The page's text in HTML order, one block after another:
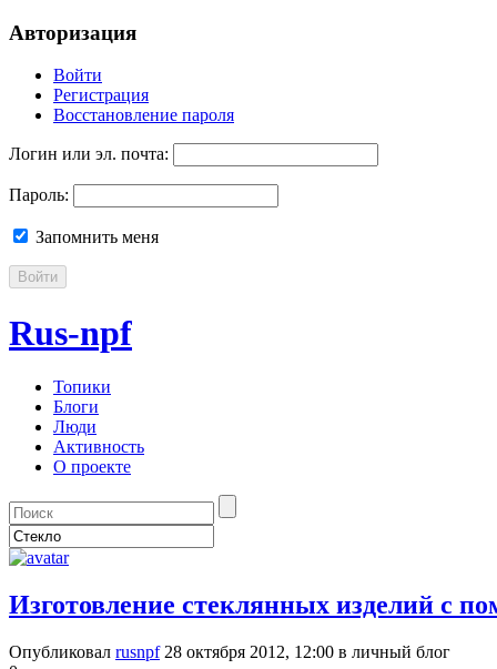
Авторизация
Войти
Регистрация
Восстановление пароля
Логин или эл. почта:
Пароль:
Запомнить меня
Войти
Rus-npf
Топики
Блоги
Люди
Активность
О проекте
Изготовление стеклянных изделий с
Опубликовал rusnpf 28 октября 2012, 12:00 в личный блог